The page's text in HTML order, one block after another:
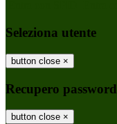
Seleziona utente
button close ×
Recupero password
button close ×